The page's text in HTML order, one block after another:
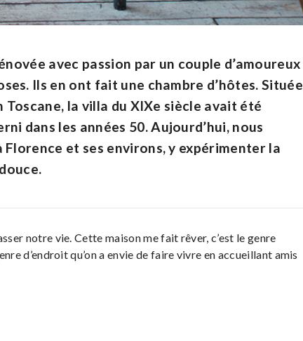
avec passion par un couple d’amoureux
Ils en ont fait une chambre d’hôtes. Située
Toscane, la villa du XIXe siècle avait été
dans les années 50. Aujourd’hui, nous
Florence et ses environs, y expérimenter la
notre vie. Cette maison me fait rêver, c’est le genre
d’endroit qu’on a envie de faire vivre en accueillant amis